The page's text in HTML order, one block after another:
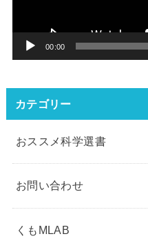
00:00
カテゴリー
おススメ科学選書
お問い合わせ
くもMLAB